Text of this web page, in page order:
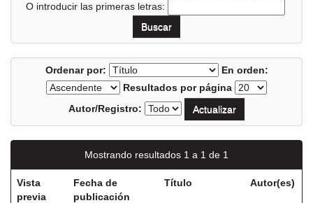
O introducir las primeras letras:
Ordenar por:
En orden:
Resultados por página
Autor/Registro:
Mostrando resultados 1 a 1 de 1
Vista
previa
Fecha de
publicación
Título Autor(es)